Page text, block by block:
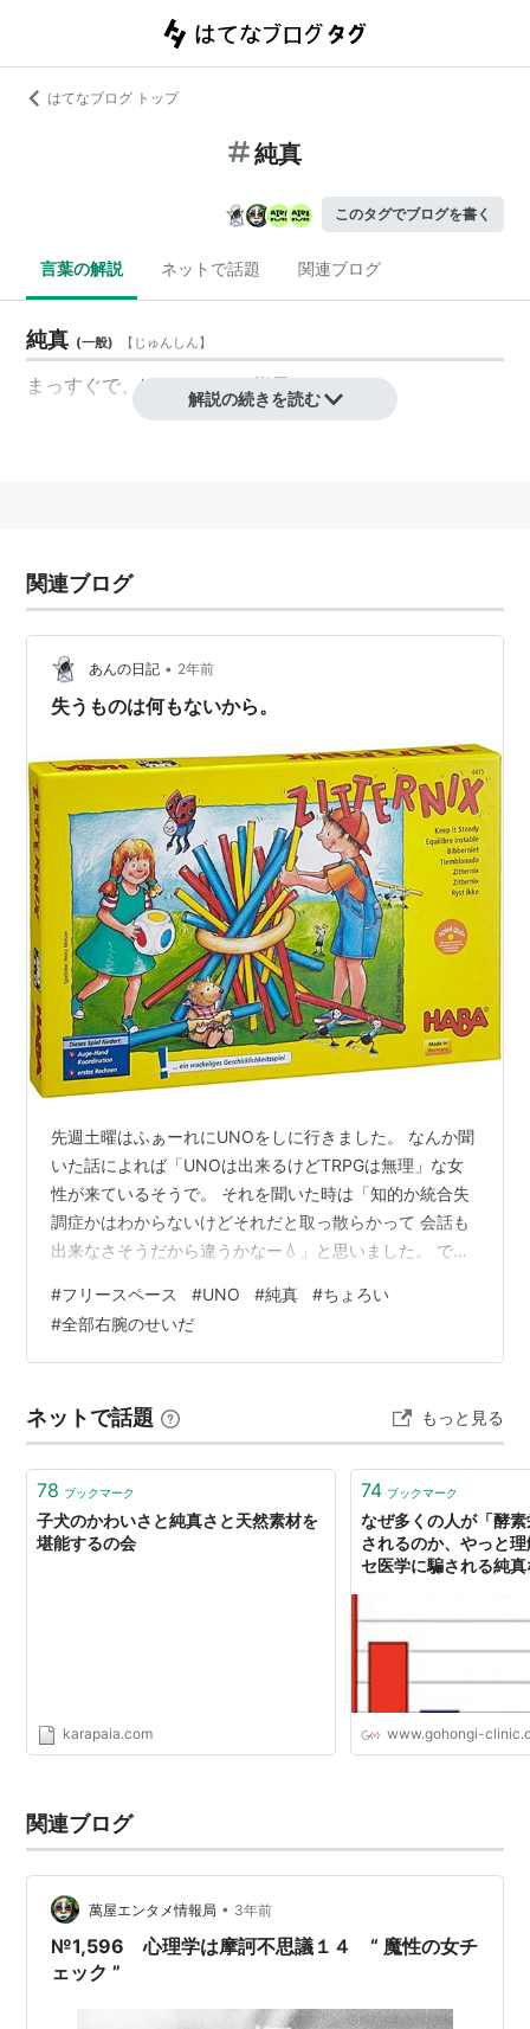
はてなブログ トップ
純真
このタグでブログを書く
言葉の解説 ネットで話題 関連ブログ
純真 (一般) 【 じゅんしん】
まっすぐで、けがれのない様子。
解説の続きを読む
関連ブログ
あんの日記 • 2年前
失うものは何もないから。
先週土曜はふぁーれにUNOをしに行きました。 なんか聞
いた話によれば「UNOは出来るけどTRPGは無理」な女
性が来ているそうで。 それを聞いた時は「知的か統合失
調症かはわからないけどそれだと取っ散らかって 会話も
出来なさそうだから違うかなー💧」と思いました。 でも
したい。そう私はただ ひたすらにUNOがしたい だけで
ある。 なんかもう前しか行きたくねぇや!!って思いまし
た。気温が高いせいかな… で、ふぁーれに行ったら件の
ください!!(千と千尋のノリで)」って 一緒にやって来た。
UNOに…
#フリースペース #UNO #純真 #ちょろい
#全部右腕のせいだ
ネットで話題 もっと見る
78 ブックマーク
子犬のかわいさと純真さと天然素材を
堪能するの会
karapaia.com
74 ブックマーク
なぜ多くの人が「酵
されるのか、やっと理
セ医学に騙される純
www.gohongi-
関連ブログ
萬屋エンタメ情報局 • 3年前
№1,596 心理学は摩訶不思議１４ “ 魔性の女チ
ェック ”